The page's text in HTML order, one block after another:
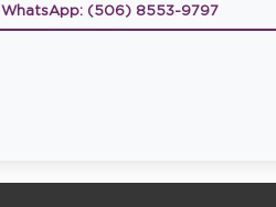
WhatsApp: (506) 8553-9797